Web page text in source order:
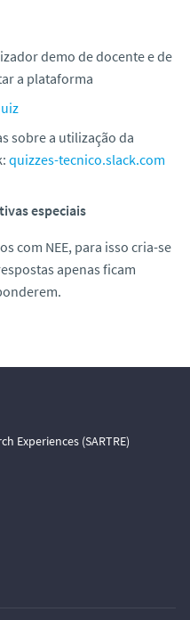
demo de docente e de
a plataforma
sobre a utilização da
quizzes-tecnico.slack.com
especiais
com NEE, para isso cria-se
apenas ficam
Experiences (SARTRE)